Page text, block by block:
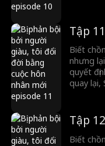
Tập 11
Biết
nhưng
quyết
quay lại,
Tập 12
Biết